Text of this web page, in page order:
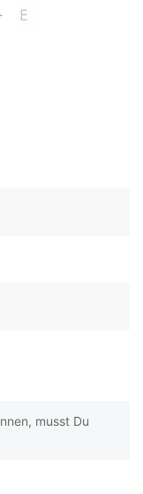
musst Du